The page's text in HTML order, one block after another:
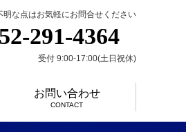
受付 9:00-17:00(土日祝休)
291-4364
明な点はお気軽にお問合せください
お問い合わせ
CONTACT